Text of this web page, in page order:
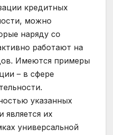
кредитных
можно
наряду со
работают на
Имеются примеры
– в сфере
указанных
является их
универсальной